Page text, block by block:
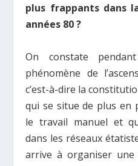
plus frappants dans
années 80 ?
On constate
phénomène de
c’est-à-dire la
qui se situe de plus en
le travail manuel et
dans les réseaux
arrive à organiser une